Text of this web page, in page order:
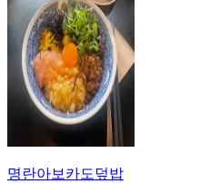
명란아보카도덮밥